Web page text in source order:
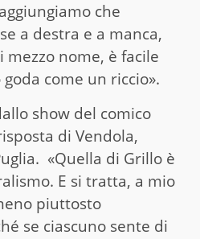
che
a destra e a manca,
nome, è facile
come un riccio».
show del comico
di Vendola,
«Quella di Grillo è
E si tratta, a mio
piuttosto
se ciascuno sente di